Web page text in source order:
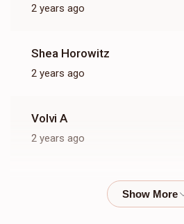
2 years ago
Shea Horowitz
2 years ago
Volvi A
2 years ago
Chesky Herzog